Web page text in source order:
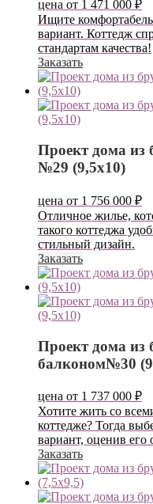
цена от 1 471 000 ₽
Ищите
вариант. Коттедж
стандартам качества!
Заказать
Проект дома из
№29 (9,5х10)
цена от 1 756 000 ₽
Отличное жилье,
такого коттеджа
стильный дизайн.
Заказать
Проект дома из
балконом№30
цена от 1 737 000 ₽
Хотите жить со
коттедже? Тогда
вариант, оценив его
Заказать